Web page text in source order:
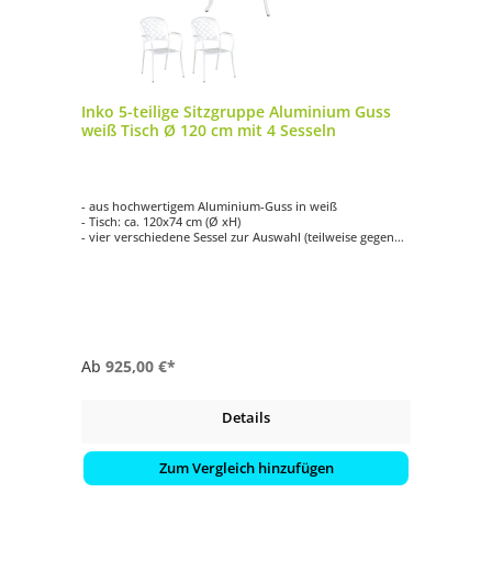
Inko 5-teilige Sitzgruppe Aluminium Guss
weiß Tisch Ø 120 cm mit 4 Sesseln
- aus hochwertigem Aluminium-Guss in weiß
- Tisch: ca. 120x74 cm (Ø xH)
- vier verschiedene Sessel zur Auswahl (teilweise gegen
Ab 925,00 €*
Details
Zum Vergleich hinzufügen